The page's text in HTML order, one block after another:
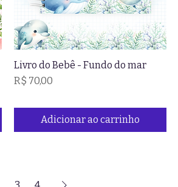
Livro do Bebê - Fundo do mar
Preço
R$ 70,00
Adicionar ao carrinho